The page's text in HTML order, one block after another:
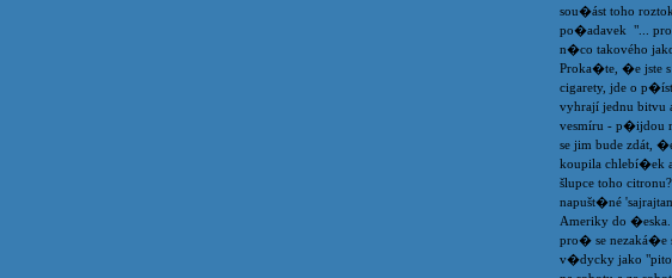
sou�ást toho
po�adavek "...
n�co takového
Proka�te, �e jste
cigarety, jde o
vyhrají jednu bitvu
vesmíru - p�ijdou
se jim bude zdát,
koupila chlebí�ek
šlupce toho
napušt�né
Ameriky do
pro� se
v�dycky jako